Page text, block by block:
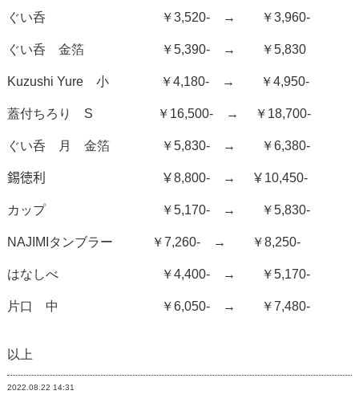
ぐい呑 ￥3,520-→ ￥3,960-
ぐい呑 金箔 ￥5,390-→ ￥5,830
Kuzushi Yure小 ￥4,180-→ ￥4,950-
蓋付ちろり S ￥ 16,500-→ ￥ 18,700-
ぐい呑 月 金箔 ￥5,830-→ ￥6,380-
錫徳利 ￥8,800-→ ￥ 10,450-
カップ ￥5,170-→ ￥5,830-
NAJIMI タンブラー ￥7,260-→ ￥8,250-
はなしべ ￥4,400-→ ￥5,170-
片口 中 ￥6,050-→ ￥7,480-
以上
2022.08.22 14:31